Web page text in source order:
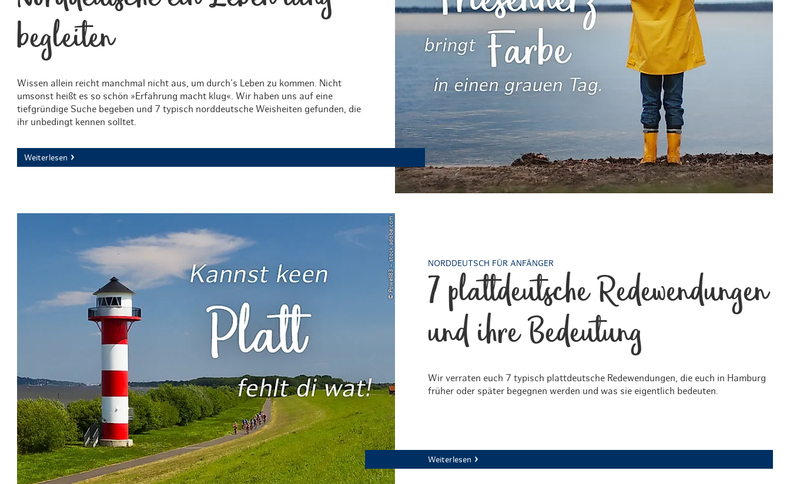
Weihnachten mit Bibi & Tina
begleiten
Wissen allein reicht manchmal nicht aus, um durch's Leben zu kommen. Nicht
umsonst heißt es so schön »Erfahrung macht klug«. Wir haben uns auf eine
tiefgründige Suche begeben und 7 typisch norddeutsche Weisheiten gefunden, die
ihr unbedingt kennen solltet.
Weiterlesen
© Powell83 – stock.adobe.com NORDDEUTSCH FÜR ANFÄNGER
7 plattdeutsche Redewendungen
und ihre Bedeutung
Wir verraten euch 7 typisch plattdeutsche Redewendungen, die euch in Hamburg
früher oder später begegnen werden und was sie eigentlich bedeuten.
Weiterlesen